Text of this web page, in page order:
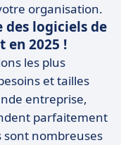
organisation.
logiciels de
en 2025 !
les plus
et tailles
entreprise,
parfaitement
sont nombreuses